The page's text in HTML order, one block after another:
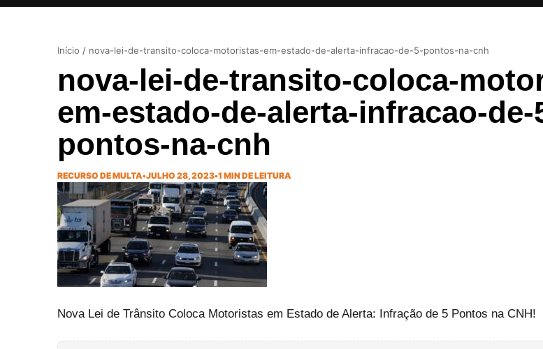
Início / nova-lei-de-transito-coloca-motoristas-em-estado-de-alerta-infracao-de-5-pontos-na-cnh
nova-lei-de-transito-coloca-
em-estado-de-alerta-infracao-de-
pontos-na-cnh
RECURSO DE MULTA•JULHO 28, 2023•1 MIN DE LEITURA
Nova Lei de Trânsito Coloca Motoristas em Estado de Alerta: Infração de 5 Pontos na CNH!